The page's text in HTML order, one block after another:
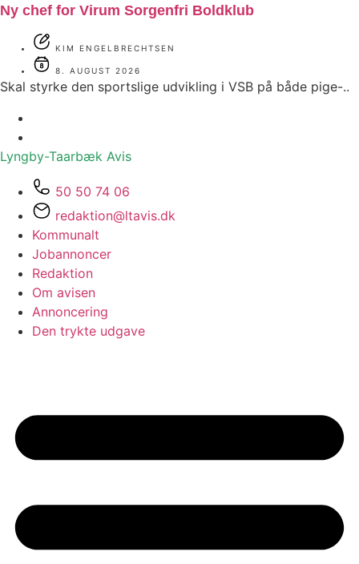
Ny chef for Virum Sorgenfri Boldklub
KIM ENGELBRECHTSEN
8. AUGUST 2026
Skal styrke den sportslige udvikling i VSB på både pige-..
Lyngby-Taarbæk Avis
50 50 74 06
redaktion@ltavis.dk
Kommunalt
Jobannoncer
Redaktion
Om avisen
Annoncering
Den trykte udgave